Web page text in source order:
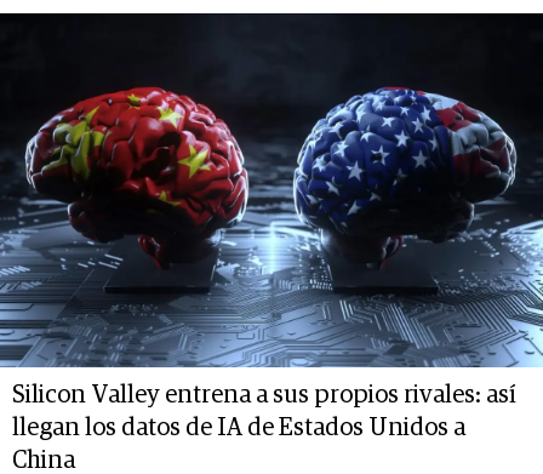
Silicon Valley entrena a sus propios rivales: así
llegan los datos de IA de Estados Unidos a
China